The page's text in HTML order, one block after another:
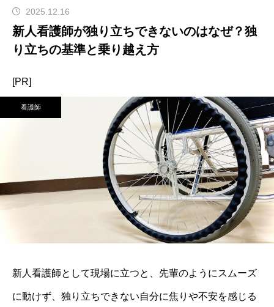
2025.12.16
新人看護師が独り立ちできないのはなぜ？独
り立ちの基準と乗り越え方
[PR]
看護師
新人看護師として現場に立つと、先輩のようにスムーズ
に動けず、独り立ちできない自分に焦りや不安を感じる